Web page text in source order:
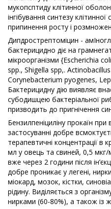
мукопсптиду клітинної
інгібування синтезу клітинної
припинення росту і
Дипдрострептоміцин -
бактерицидно діє на
мікроорганізми {Escherichia
spp., Shigella spp,.
Corynebacterium pyogenes,
Бактерицидну дію виявляє
cyбодишцею бактеріальної
призводить до пригнічення
Бензилпеніциліну прокаїн
застосуванні добре
терапевтичні концентрації в
мл у овець та свиней, 0,5 мкг/
вже через 2 години після
добре проникає у легені,
міокард, мозок, кістки,
рідину. Виділяється з
нирками (60-80%), а також